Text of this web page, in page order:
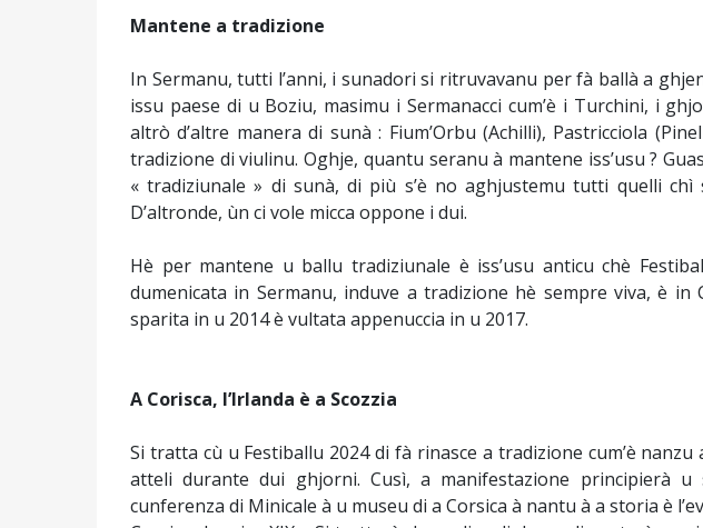
Mantene a tradizione
In Sermanu, tutti l’anni, i sunadori si ritruvavanu per fà ballà a
issu paese di u Boziu, masimu i Sermanacci cum’è i Turchini, i
altrò d’altre manera di sunà : Fium’Orbu (Achilli), Pastricciola
tradizione di viulinu. Oghje, quantu seranu à mantene iss’usu ?
« tradiziunale » di sunà, di più s’è no aghjustemu tutti quelli chì
D’altronde, ùn ci vole micca oppone i dui.
Hè per mantene u ballu tradiziunale è iss’usu anticu chè
dumenicata in Sermanu, induve a tradizione hè sempre viva, è in
sparita in u 2014 è vultata appenuccia in u 2017.
A Corisca, l’Irlanda è a Scozzia
Si tratta cù u Festiballu 2024 di fà rinasce a tradizione cum’è
atteli durante dui ghjorni. Cusì, a manifestazione principierà
cunferenza di Minicale à u museu di a Corsica à nantu à a storia è